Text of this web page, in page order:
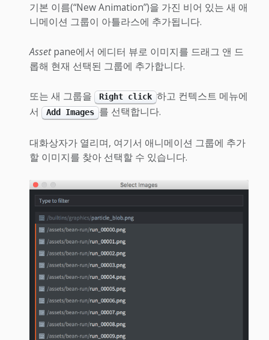
기본 이름(“New Animation”)을 가진 비어 있는 새 애
니메이션 그룹이 아틀라스에 추가됩니다.
Assetpane에서 에디터 뷰로 이미지를 드래그 앤 드
롭해 현재 선택된 그룹에 추가합니다.
또는 새 그룹을 Right click 하고 컨텍스트 메뉴에
서 Add Images 를 선택합니다.
대화상자가 열리며, 여기서 애니메이션 그룹에 추가
할 이미지를 찾아 선택할 수 있습니다.